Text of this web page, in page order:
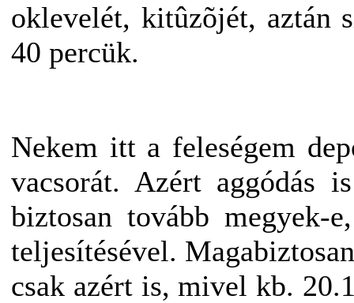
oklevelét, kitûzõjét, aztán
40 percük.
Nekem itt a feleségem
vacsorát. Azért aggódás
biztosan tovább megyek-
teljesítésével.
csak azért is, mivel kb.